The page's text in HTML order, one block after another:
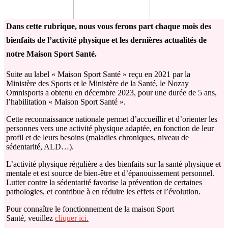
Dans cette rubrique, nous vous ferons part chaque mois des
bienfaits de l’activité physique et les dernières actualités de
notre Maison Sport Santé.
Suite au label « Maison Sport Santé » reçu en 2021 par la
Ministère des Sports et le Ministère de la Santé, le Nozay
Omnisports a obtenu en décembre 2023, pour une durée de 5 ans,
l’habilitation « Maison Sport Santé ».
Cette reconnaissance nationale permet d’accueillir et d’orienter les
personnes vers une activité physique adaptée, en fonction de leur
profil et de leurs besoins (maladies chroniques, niveau de
sédentarité, ALD…).
L’activité physique régulière a des bienfaits sur la santé physique et
mentale et est source de bien-être et d’épanouissement personnel.
Lutter contre la sédentarité favorise la prévention de certaines
pathologies, et contribue à en réduire les effets et l’évolution.
Pour connaître le fonctionnement de la maison Sport
Santé, veuillez cliquer ici.